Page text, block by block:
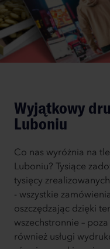
Wyjątkowy
Luboniu
Co nas wyróżnia na
Luboniu? Tysiące
tysięcy
- wszystkie
oszczędzając dzięki
wszechstronnie –
również usługi